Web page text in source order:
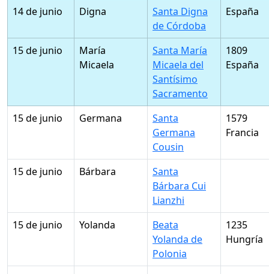
14 de junio
Digna
Santa Digna
de Córdoba
España
15 de junio
María
Micaela
Santa María
Micaela del
Santísimo
Sacramento
1809
España
15 de junio Germana
Santa
Germana
Cousin
1579
Francia
15 de junio Bárbara
Santa
Bárbara Cui
Lianzhi
15 de junio
Yolanda
Beata
Yolanda de
Polonia
1235
Hungría